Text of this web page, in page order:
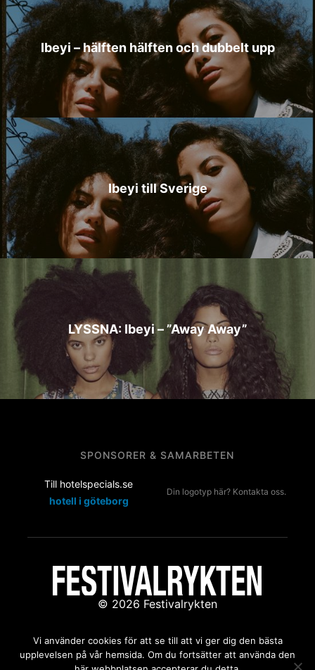
Ibeyi – hälften hälften och dubbelt upp
Ibeyi till Sverige
LYSSNA: Ibeyi – ”Away Away”
SPONSORER & SAMARBETEN
Till hotelspecials.se
hotell i göteborg
Din logotyp här? Kontakta oss.
© 2026 Festivalrykten
Kontakta oss:redaktion@festivalrykten.se
Vi använder cookies för att se till att vi ger dig den bästa
upplevelsen på vår hemsida. Om du fortsätter att använda den